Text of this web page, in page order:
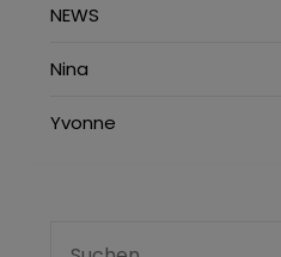
NEWS
Nina
Yvonne